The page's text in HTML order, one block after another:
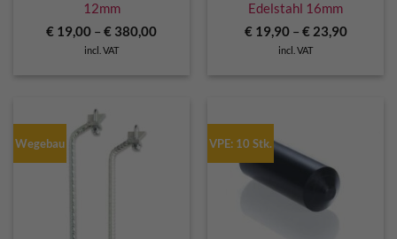
12mm
€ 19,00 – € 380,00
incl. VAT
Edelstahl 16mm
€19,90– €23,90
incl. VAT
Wegebau VPE: 10 Stk.